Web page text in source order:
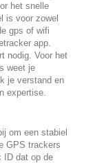
het snelle
is voor zowel
gps of wifi
app.
nodig. Voor het
weet je
je verstand en
expertise.
om een stabiel
GPS trackers
ID dat op de